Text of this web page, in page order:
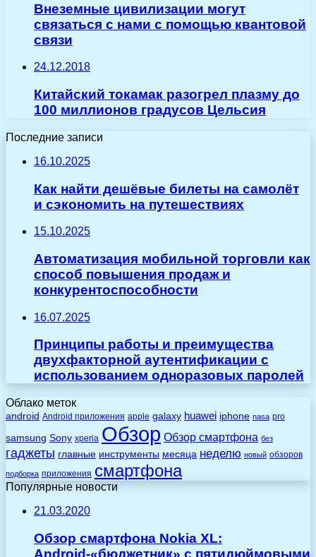
Внеземные цивилизации могут
связаться с нами с помощью квантовой
связи
24.12.2018
Китайский токамак разогрел плазму до
100 миллионов градусов Цельсия
Последние записи
16.10.2025
Как найти дешёвые билеты на самолёт
и сэкономить на путешествиях
15.10.2025
Автоматизация мобильной торговли как
способ повышения продаж и
конкурентоспособности
16.07.2025
Принципы работы и преимущества
двухфакторной аутентификации с
использованием одноразовых паролей
Облако меток
android Android приложения apple galaxy huawei iphone nasa pro
samsung Sony xperia Обзор Обзор смартфона без
гаджеты главные инструменты месяца неделю новый обзоров
подборка приложения смартфона
Популярные новости
21.03.2020
Обзор смартфона Nokia XL:
Android-«бюджетник» с пятидюймовыми